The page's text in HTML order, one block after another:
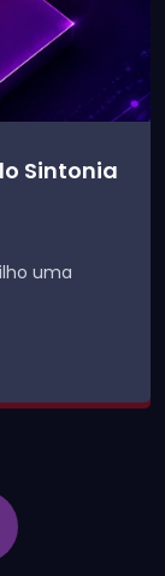
Sintonia
uma